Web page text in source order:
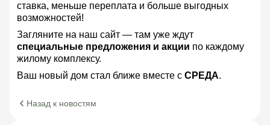
ставка, меньше переплата и больше выгодных
возможностей!
Загляните на наш сайт — там уже ждут
специальные предложения и акции по каждому
жилому комплексу.
Ваш новый дом стал ближе вместе с СРЕДА.
Назад к новостям